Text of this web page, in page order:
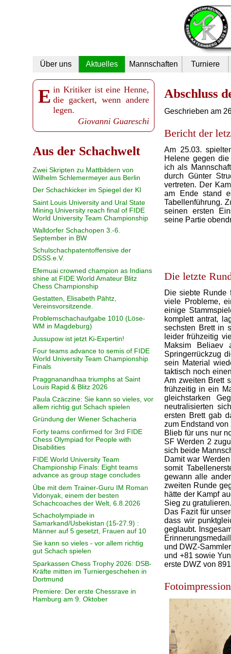
Navigation
überspringen
Über uns Aktuelles Mannschaften Turniere
Abschluss
Geschrieben am
Bericht der
Am 25.03.
Helene gegen
ich als
durch Günter
vertreten. Der
am Ende stand
Tabellenführung.
seinen ersten
seine Partie
Die letzte
Die siebte Runde
viele Probleme,
einige
komplett antrat,
sechsten Brett in
leider frühzeitig
Maksim Beliaev
Springerrückzug
sein Material
taktisch noch
Am zweiten Brett
frühzeitig in ein
gleichstarken
neutralisierten
ersten Brett gab
zum Endstand von
Blieb für uns nur
SF Werden 2
sich beide
Damit war
somit
gewann alle
zweiten Runde
hätte der Kampf
Sieg zu gratulieren.
Das Fazit für
dass wir
geglaubt.
und DWZ-
und +81 sowie
erste DWZ von
Ein Kritiker ist eine Henne, die gackert, wenn andere
legen.
Giovanni Guareschi
Aus der Schachwelt
Zwei Skripten zu Mattbildern von
Wilhelm Schlemermeyer aus Berlin
Der Schachkicker im Spiegel der KI
Saint Louis University and Ural State
Mining University reach final of FIDE
World University Team Championship
Walldorfer Schachopen 3.-6.
September in BW
Schulschachpatentoffensive der
DSSS.e.V.
Efemuai crowned champion as Indians
shine at FIDE World Amateur Blitz
Chess Championship
Gestatten, Elisabeth Pähtz,
Vereinsvorsitzende.
Problemschachaufgabe 1010 (Löse-
WM in Magdeburg)
Jussupow ist jetzt Ki-Expertin!
Four teams advance to semis of FIDE
World University Team Championship
Finals
Praggnanandhaa triumphs at Saint
Louis Rapid & Blitz 2026
Paula Czäczine: Sie kann so vieles, vor
allem richtig gut Schach spielen
Gründung der Wiener Schacheria
Forty teams confirmed for 3rd FIDE
Chess Olympiad for People with
Disabilities
FIDE World University Team
Championship Finals: Eight teams
advance as group stage concludes
Übe mit dem Trainer-Guru IM Roman
Vidonyak, einem der besten
Schachcoaches der Welt, 6.8.2026
Schacholympiade in
Samarkand/Usbekistan (15-27.9) :
Männer auf 5 gesetzt, Frauen auf 10
Sie kann so vieles - vor allem richtig
gut Schach spielen
Sparkassen Chess Trophy 2026: DSB-
Kräfte mitten im Turniergeschehen in
Dortmund
Premiere: Der erste Chessrave in
Hamburg am 9. Oktober